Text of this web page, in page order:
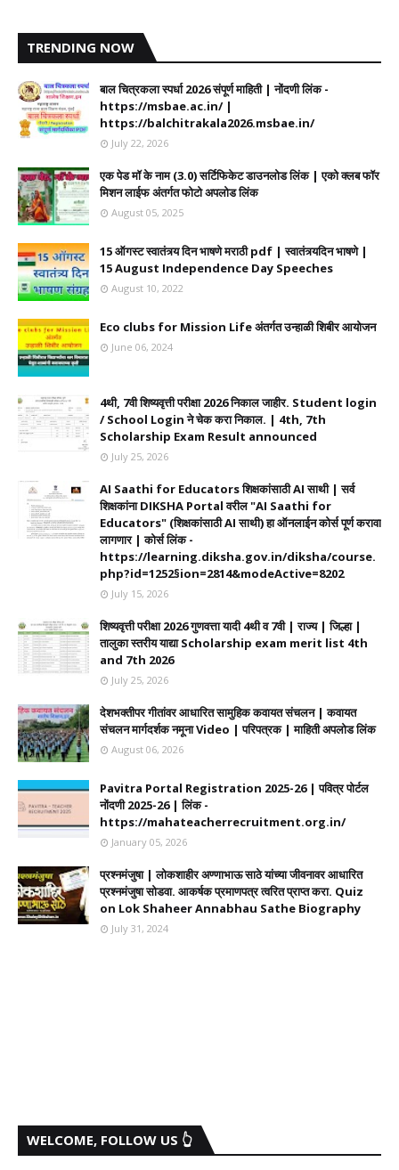
TRENDING NOW
बाल चित्रकला स्पर्धा 2026 संपूर्ण माहिती | नोंदणी लिंक -
https://msbae.ac.in/ |
https://balchitrakala2026.msbae.in/
July 22, 2026
एक पेड मॉ के नाम (3.0) सर्टिफिकेट डाउनलोड लिंक | एको क्लब फॉर
मिशन लाईफ अंतर्गत फोटो अपलोड लिंक
August 05, 2025
15 ऑगस्ट स्वातंत्र्य दिन भाषणे मराठी pdf | स्वातंत्र्यदिन भाषणे |
15 August Independence Day Speeches
August 10, 2022
Eco clubs for Mission Life अंतर्गत उन्हाळी शिबीर आयोजन
June 06, 2024
4थी, 7वी शिष्यवृत्ती परीक्षा 2026 निकाल जाहीर. Student login
/ School Login ने चेक करा निकाल. | 4th, 7th
Scholarship Exam Result announced
July 25, 2026
AI Saathi for Educators शिक्षकांसाठी AI साथी | सर्व
शिक्षकांना DIKSHA Portal वरील "AI Saathi for
Educators" (शिक्षकांसाठी AI साथी) हा ऑनलाईन कोर्स पूर्ण करावा
लागणार | कोर्स लिंक -
https://learning.diksha.gov.in/diksha/course.
php?id=1252§ion=2814&modeActive=8202
July 15, 2026
शिष्यवृत्ती परीक्षा 2026 गुणवत्ता यादी 4थी व 7वी | राज्य | जिल्हा |
तालुका स्तरीय याद्या Scholarship exam merit list 4th
and 7th 2026
July 25, 2026
देशभक्तीपर गीतांवर आधारित सामुहिक कवायत संचलन | कवायत
संचलन मार्गदर्शक नमूना Video | परिपत्रक | माहिती अपलोड लिंक
August 06, 2026
Pavitra Portal Registration 2025-26 | पवित्र पोर्टल
नोंदणी 2025-26 | लिंक -
https://mahateacherrecruitment.org.in/
January 05, 2026
प्रश्नमंजुषा | लोकशाहीर अण्णाभाऊ साठे यांच्या जीवनावर आधारित
प्रश्नमंजुषा सोडवा. आकर्षक प्रमाणपत्र त्वरित प्राप्त करा. Quiz
on Lok Shaheer Annabhau Sathe Biography
July 31, 2024
WELCOME, FOLLOW US 👆